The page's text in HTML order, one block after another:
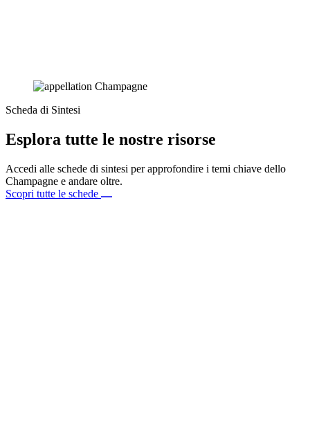
Scheda di Sintesi
Esplora tutte le nostre risorse
Accedi alle schede di sintesi per approfondire i temi chiave dello
Champagne e andare oltre.
Scopri tutte le schede